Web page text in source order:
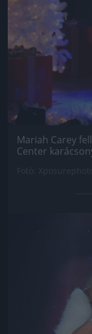
Mariah Carey
Center